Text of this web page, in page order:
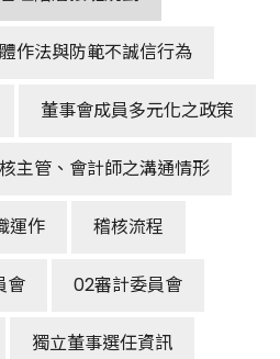
作法與防範不誠信行為
董事會成員多元化之政策
主管、會計師之溝通情形
運作 稽核流程
會 02審計委員會
獨立董事選任資訊